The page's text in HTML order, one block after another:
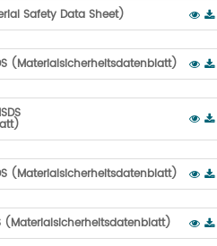
Safety Data Sheet)
(Materialsicherheitsdatenblatt)
(Materialsicherheitsdatenblatt)
(Materialsicherheitsdatenblatt)